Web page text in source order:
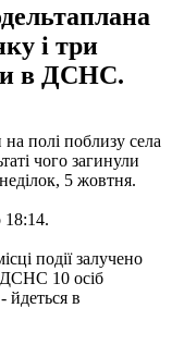
і три
в ДСНС.
полі поблизу села
чого загинули
5 жовтня.
18:14.
події залучено
ДСНС 10 осіб
йдеться в